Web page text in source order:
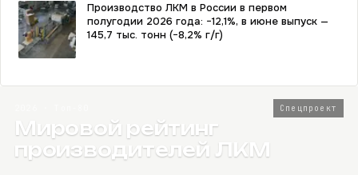
Производство ЛКМ в России в первом
полугодии 2026 года: −12,1%, в июне выпуск —
145,7 тыс. тонн (−8,2% г/г)
Спецпроект
Мировой рейтинг
производителей ЛКМ